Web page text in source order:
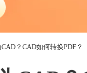
？CAD如何转换PDF？